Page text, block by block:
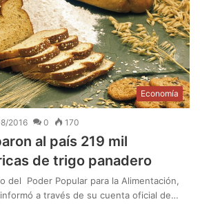
Economía
2016 0 170
al país 219 mil
de trigo panadero
del Poder Popular para la Alimentación,
a través de su cuenta oficial de…